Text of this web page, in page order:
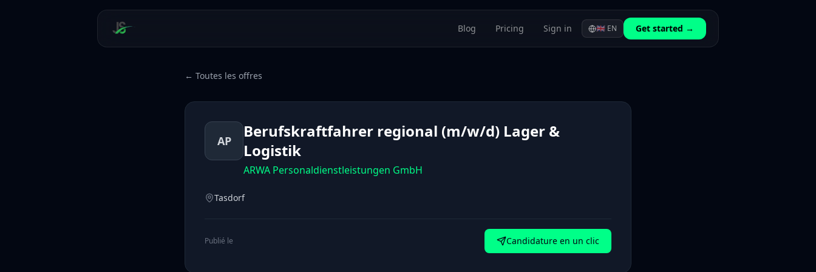
Blog Pricing Sign in 🇬🇧 EN Get started →
← Toutes les offres
AP
Berufskraftfahrer regional (m/w/d) Lager &
Logistik
ARWA Personaldienstleistungen GmbH
Tasdorf
Publié le Candidature en un clic